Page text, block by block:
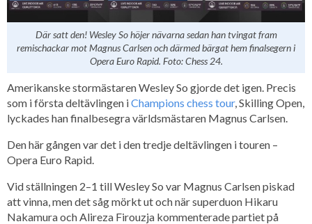
Där satt den! Wesley So höjer nävarna sedan han tvingat fram
remischackar mot Magnus Carlsen och därmed bärgat hem finalsegern i
Opera Euro Rapid. Foto: Chess 24.
Amerikanske stormästaren Wesley So gjorde det igen. Precis
som i första deltävlingen iChampions chess tour, Skilling Open,
lyckades han finalbesegra världsmästaren Magnus Carlsen.
Den här gången var det i den tredje deltävlingen i touren –
Opera Euro Rapid.
Vid ställningen 2–1 till Wesley So var Magnus Carlsen piskad
att vinna, men det såg mörkt ut och när superduon Hikaru
Nakamura och Alireza Firouzja kommenterade partiet på